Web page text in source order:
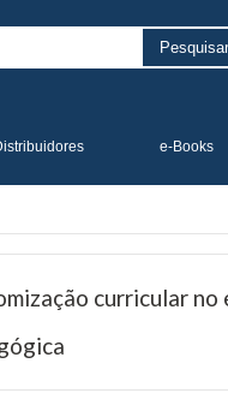
Pesquisar
e-Books
curricular